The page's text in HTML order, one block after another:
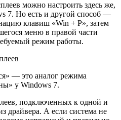
можно настроить здесь же,
7. Но есть и другой способ —
клавиш «Win + P», затем
меню в правой части
режим работы.
— это аналог режима
у Windows 7.
подключенных к одной и
драйвера. А если система не